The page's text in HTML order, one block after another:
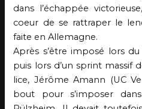
dans l’échappée
coeur de se rattraper le
faite en Allemagne.
Après s’être imposé lors
puis lors d’un sprint massif
lice, Jérôme Amann (UC
bout pour s’imposer